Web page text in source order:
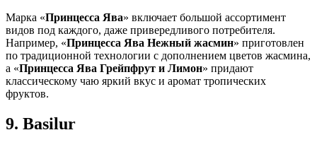
Марка «Принцесса Ява» включает большой ассортимент
видов под каждого, даже привередливого потребителя.
Например, «Принцесса Ява Нежный жасмин» приготовлен
по традиционной технологии с дополнением цветов жасмина,
а «Принцесса Ява Грейпфрут и Лимон» придают
классическому чаю яркий вкус и аромат тропических
фруктов.
9. Basilur